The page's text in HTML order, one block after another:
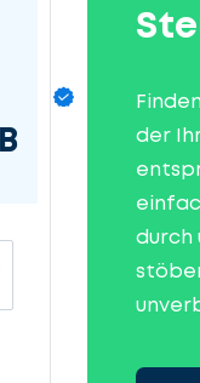
der
durch